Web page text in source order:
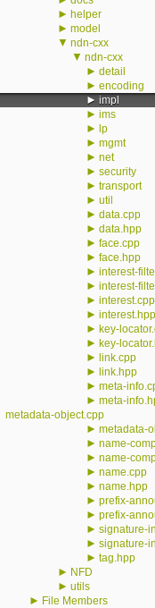
► helper
► model
▼ ndn-cxx
▼ ndn-cxx
► detail
► encoding
► impl
► ims
► lp
► mgmt
► net
► security
► transport
► util
► data.cpp
► data.hpp
► face.cpp
► face.hpp
► interest-
► interest-
► interest.cpp
► interest.hpp
► key-
► key-
► link.cpp
► link.hpp
► meta-
► meta-
metadata-object.cpp
► metadata-
► name-
► name-
► name.cpp
► name.hpp
► prefix-
► prefix-
► signature-
► signature-
► tag.hpp
► NFD
► utils
► File Members